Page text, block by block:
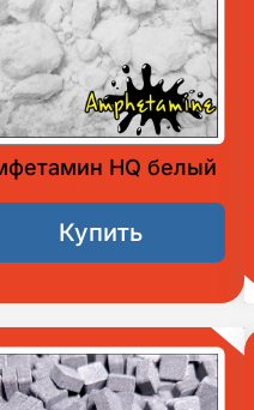
HQ белый
Купить